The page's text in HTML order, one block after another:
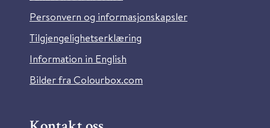
Personvern og informasjonskapsler
Tilgjengelighetserklæring
Information in English
Bilder fra Colourbox.com